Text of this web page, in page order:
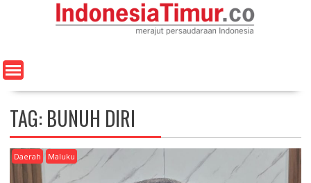
e
n
TAG: BUNUH DIRI
Daerah Maluku